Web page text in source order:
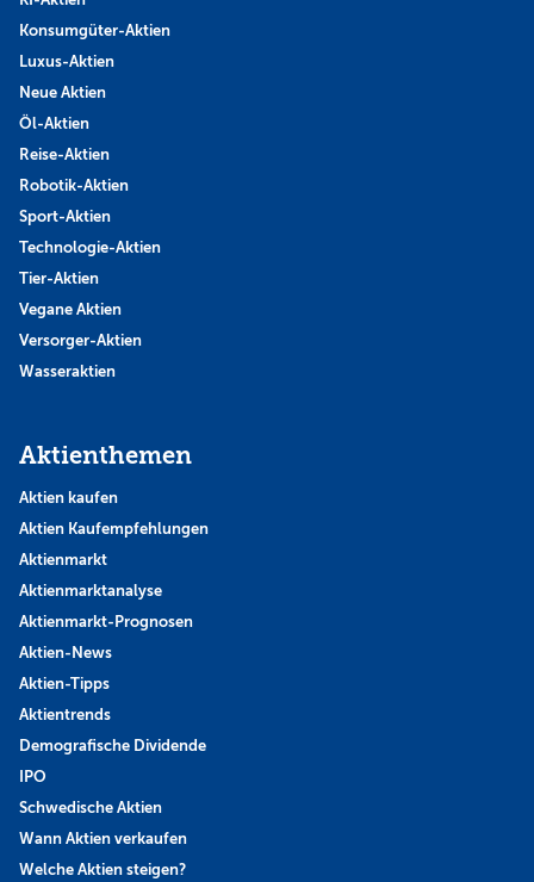
Konsumgüter-Aktien
Luxus-Aktien
Neue Aktien
Öl-Aktien
Reise-Aktien
Robotik-Aktien
Sport-Aktien
Technologie-Aktien
Tier-Aktien
Vegane Aktien
Versorger-Aktien
Wasseraktien
Aktienthemen
Aktien kaufen
Aktien Kaufempfehlungen
Aktienmarkt
Aktienmarktanalyse
Aktienmarkt-Prognosen
Aktien-News
Aktien-Tipps
Aktientrends
Demografische Dividende
IPO
Schwedische Aktien
Wann Aktien verkaufen
Welche Aktien steigen?